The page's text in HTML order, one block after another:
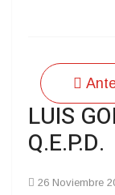
LUIS
Q.E.P.D.
26 Noviembre